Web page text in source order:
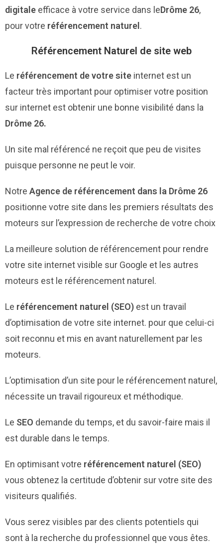
digitale efficace à votre service dans leDrôme 26,
pour votre référencement naturel .
Référencement Naturel de site web
Le référencement de votre site internet est un
facteur très important pour optimiser votre position
sur internet est obtenir une bonne visibilité dans la
Drôme 26.
Un site mal référencé ne reçoit que peu de visites
puisque personne ne peut le voir.
Notre Agence de référencement dans la Drôme 26
positionne votre site dans les premiers résultats des
moteurs sur l’expression de recherche de votre choix
La meilleure solution de référencement pour rendre
votre site internet visible sur Google et les autres
moteurs est le référencement naturel.
Le référencement naturel (SEO) est un travail
d’optimisation de votre site internet. pour que celui-ci
soit reconnu et mis en avant naturellement par les
moteurs.
L’optimisation d’un site pour le référencement naturel,
nécessite un travail rigoureux et méthodique.
Le SEO demande du temps, et du savoir-faire mais il
est durable dans le temps.
En optimisant votre référencement naturel (SEO)
vous obtenez la certitude d’obtenir sur votre site des
visiteurs qualifiés.
Vous serez visibles par des clients potentiels qui
sont à la recherche du professionnel que vous êtes.